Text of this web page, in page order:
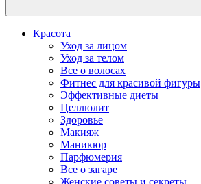
Красота
Уход за лицом
Уход за телом
Все о волосах
Фитнес для красивой фигуры
Эффективные диеты
Целлюлит
Здоровье
Макияж
Маникюр
Парфюмерия
Все о загаре
Женские советы и секреты